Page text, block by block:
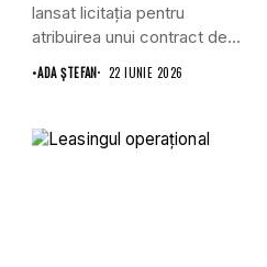
lansat licitația pentru
atribuirea unui contract de
furnizare a...
•ADA ȘTEFAN 22 IUNIE 2026